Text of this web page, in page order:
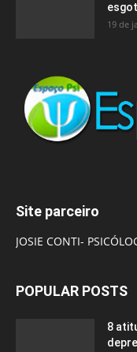
19 de
Site parceiro
JOSIE CONTI-
POPULAR POSTS
8